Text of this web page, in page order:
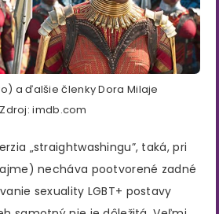
a ďalšie členky Dora Milaje
Zdroj: imdb.com
„straightwashingu”, taká, pri
necháva pootvorené zadné
sexuality LGBT+ postavy